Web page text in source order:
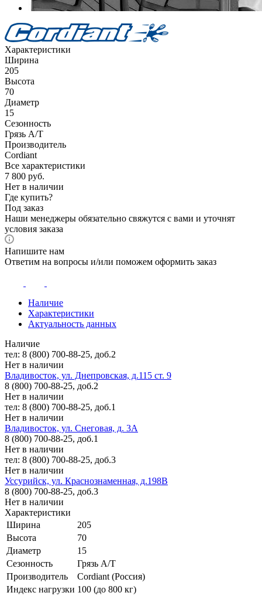
Характеристики
Ширина
205
Высота
70
Диаметр
15
Сезонность
Грязь A/T
Производитель
Cordiant
Все характеристики
7 800 руб.
Нет в наличии
Где купить?
Под заказ
Наши менеджеры обязательно свяжутся с вами и уточнят
условия заказа
Напишите нам
Ответим на вопросы и/или поможем оформить заказ
Наличие
Характеристики
Актуальность данных
Наличие
тел: 8 (800) 700-88-25, доб.2
Нет в наличии
Владивосток, ул. Днепровская, д.115 ст. 9
8 (800) 700-88-25, доб.2
Нет в наличии
тел: 8 (800) 700-88-25, доб.1
Нет в наличии
Владивосток, ул. Снеговая, д. 3А
8 (800) 700-88-25, доб.1
Нет в наличии
тел: 8 (800) 700-88-25, доб.3
Нет в наличии
Уссурийск, ул. Краснознаменная, д.198В
8 (800) 700-88-25, доб.3
Нет в наличии
Характеристики
Ширина
205
Высота
70
Диаметр
15
Сезонность
Грязь A/T
Производитель
Cordiant (Россия)
Индекс нагрузки 100 (до 800 кг)